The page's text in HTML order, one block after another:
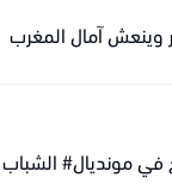
نهائي 800 متر وينعش آمال المغرب
مونديال# الشباب